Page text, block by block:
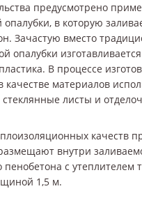
предусмотрено
в которую
Зачастую вместо
опалубки изготавливается
В процессе
материалов
листы и
качеств
внутри
с
1,5 м.